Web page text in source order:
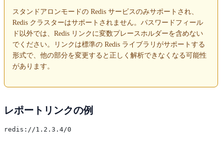
スタンドアロンモードの Redis サービスのみサポートされ、
Redis クラスターはサポートされません。パスワードフィール
ド以外では、Redis リンクに変数プレースホルダーを含めない
でください。リンクは標準の Redis ライブラリがサポートする
形式で、他の部分を変更すると正しく解析できなくなる可能性
があります。
レポートリンクの例